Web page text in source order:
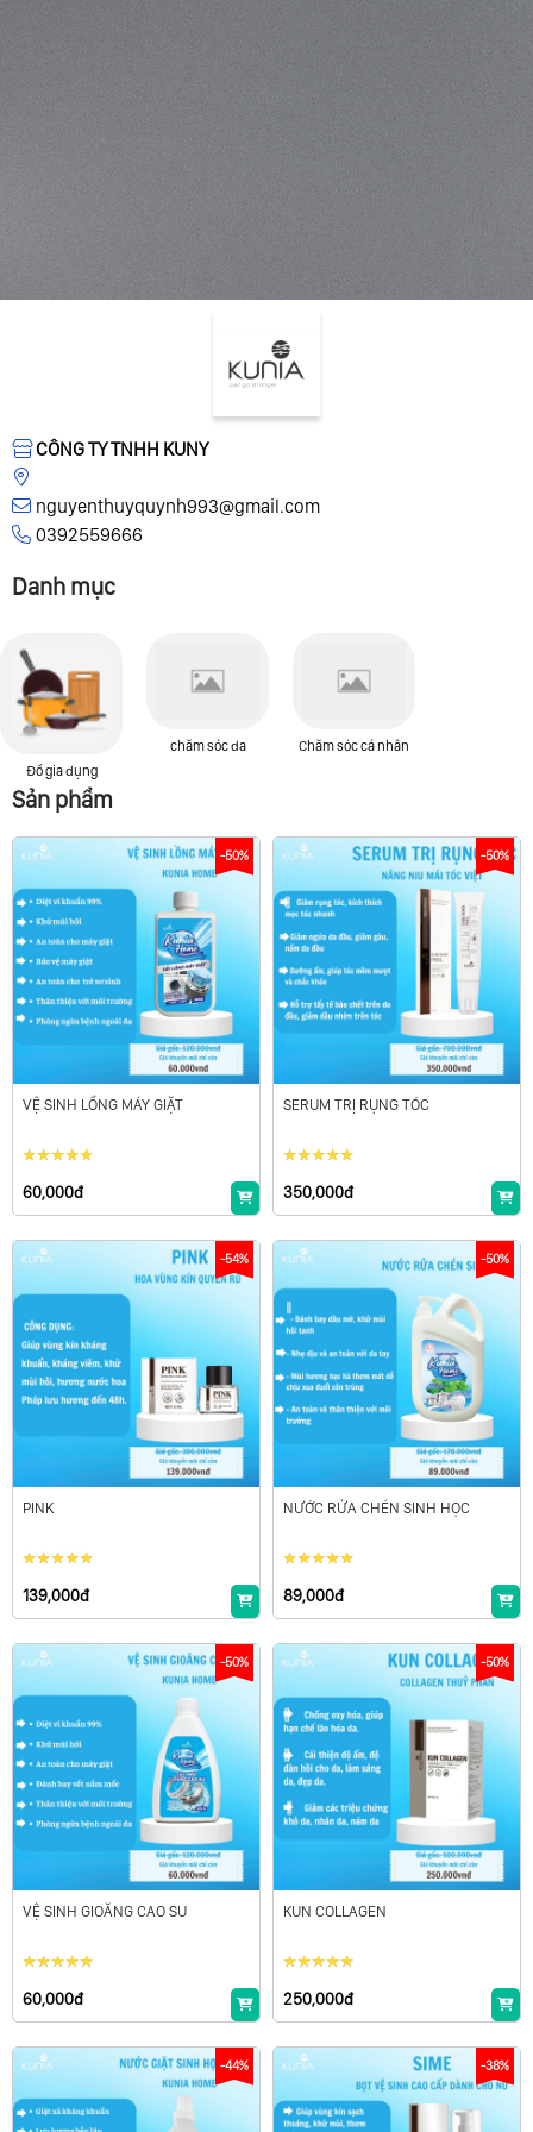
CÔNG TY TNHH KUNY
nguyenthuyquynh993@gmail.com
0392559666
Danh mục
Đồ gia dụng
chăm sóc da Chăm sóc cá nhân
Sản phẩm
-50%
VỆ SINH LỒNG MÁY GIẶT
60,000đ
-50%
SERUM TRỊ RỤNG TÓC
350,000đ
-54%
PINK
139,000đ
-50%
NƯỚC RỬA CHÉN SINH HỌC
89,000đ
-50%
VỆ SINH GIOĂNG CAO SU
60,000đ
-50%
KUN COLLAGEN
250,000đ
-44% -38%